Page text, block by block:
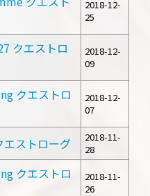
2018-12-
25
クエストロ
2018-12-
09
クエストロ
2018-12-
07
ストローグ
2018-11-
28
クエストロ
2018-11-
26